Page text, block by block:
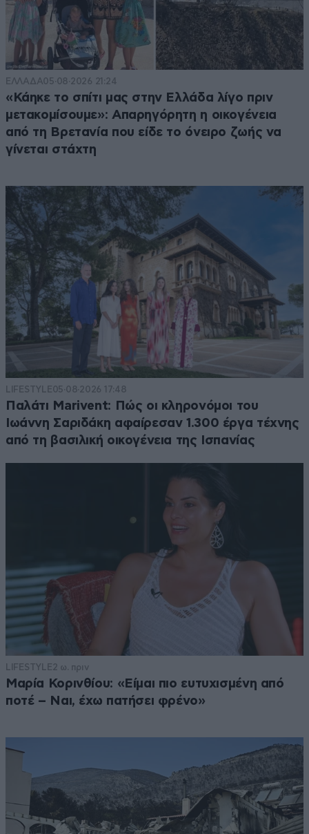
ΕΛΛΑΔΑ05·08·2026 21:24
«Κάηκε το σπίτι μας στην Ελλάδα λίγο πριν
μετακομίσουμε»: Απαρηγόρητη η οικογένεια
από τη Βρετανία που είδε το όνειρο ζωής να
γίνεται στάχτη
LIFESTYLE05·08·2026 17:48
Παλάτι Marivent: Πώς οι κληρονόμοι του
Ιωάννη Σαριδάκη αφαίρεσαν 1.300 έργα τέχνης
από τη βασιλική οικογένεια της Ισπανίας
LIFESTYLE 2 ω. πριν
Μαρία Κορινθίου: «Είμαι πιο ευτυχισμένη από
ποτέ – Ναι, έχω πατήσει φρένο»